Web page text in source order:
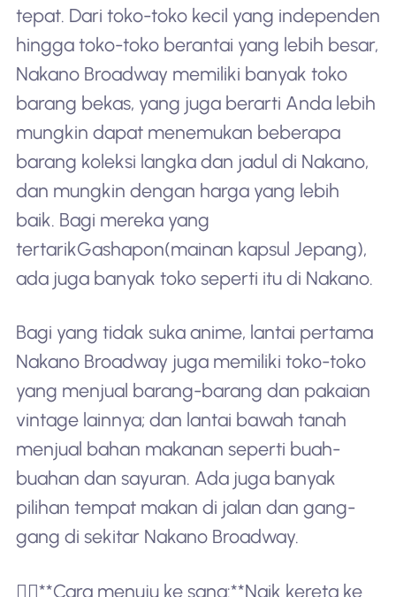
tepat. Dari toko-toko kecil yang independen
hingga toko-toko berantai yang lebih besar,
Nakano Broadway memiliki banyak toko
barang bekas, yang juga berarti Anda lebih
mungkin dapat menemukan beberapa
barang koleksi langka dan jadul di Nakano,
dan mungkin dengan harga yang lebih
baik. Bagi mereka yang
tertarikGashapon(mainan kapsul Jepang),
ada juga banyak toko seperti itu di Nakano.
Bagi yang tidak suka anime, lantai pertama
Nakano Broadway juga memiliki toko-toko
yang menjual barang-barang dan pakaian
vintage lainnya; dan lantai bawah tanah
menjual bahan makanan seperti buah-
buahan dan sayuran. Ada juga banyak
pilihan tempat makan di jalan dan gang-
gang di sekitar Nakano Broadway.
🚶‍♂️**Cara menuju ke sana:**Naik kereta ke